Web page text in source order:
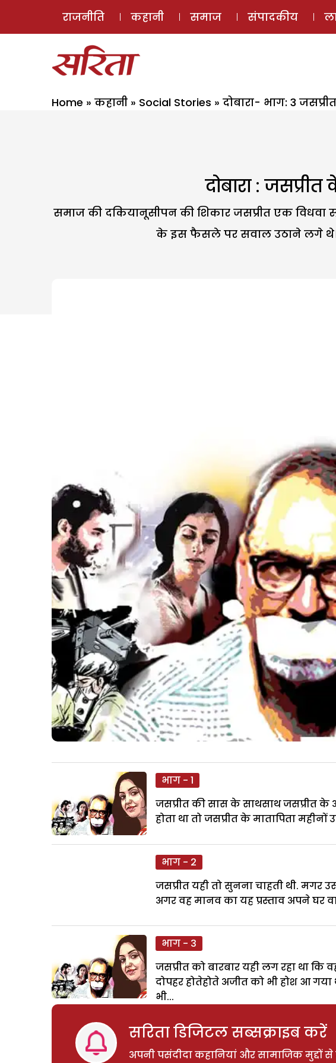
राजनीति कहानी समाज संपादकीय
Home » कहानी » Social Stories » दोबारा- भाग: 3
दोबारा :
समाज की दकियानूसीपन की शिकार जसप्रीत एक विधवा
के इस फैसले पर सवाल उठाने लगे थे।
भाग - 1
जसप्रीत की सास के साथसाथ जसप्रीत के
होता था तो जसप्रीत के मातापिता
भाग - 2
जसप्रीत यही तो सुनना चाहती थी. मगर
अगर वह मानव का यह प्रस्ताव अपने
भाग - 3
जसप्रीत को बारबार यही लग रहा था
दोपहर होतेहोते अजीत को भी होश आ गया
भी...
सरिता डिजिटल सब्सक्राइब करें
अपनी पसंदीदा कहानियां और सामाजिक मुद्दों